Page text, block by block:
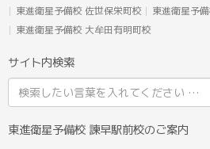
東進衛星予備校 佐世保栄町校
東進衛星予
東進衛星予備校 大牟田有明町校
サイト内検索
索
結
東進衛星予備校 諫早駅前校のご案内